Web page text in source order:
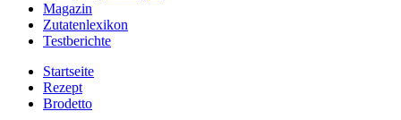
Magazin
Zutatenlexikon
Testberichte
Startseite
Rezept
Brodetto